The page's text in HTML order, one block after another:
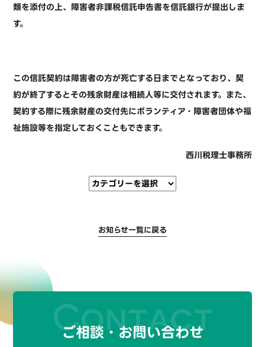
類を添付の上、障害者非課税信託申告書を信託銀行が提出しま
す。
この信託契約は障害者の方が死亡する日までとなっており、契
約が終了するとその残余財産は相続人等に交付されます。また、
契約する際に残余財産の交付先にボランティア・障害者団体や福
祉施設等を指定しておくこともできます。
西川税理士事務所
お知らせ一覧に戻る
ご相談・お問い合わせ